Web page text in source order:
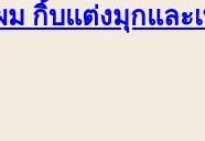
ม กิ้บแต่งมุกและ